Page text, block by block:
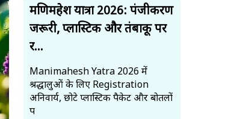
मणिमहेश यात्रा 2026: पंजीकरण
जरूरी, प्लास्टिक और तंबाकू पर
र...
Manimahesh Yatra 2026 में
श्रद्धालुओं के लिए Registration
अनिवार्य, छोटे प्लास्टिक पैकेट और बोतलों
प